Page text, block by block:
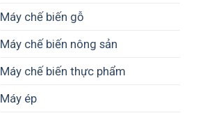
Máy chế biến gỗ
Máy chế biến nông sản
Máy chế biến thực phẩm
Máy ép